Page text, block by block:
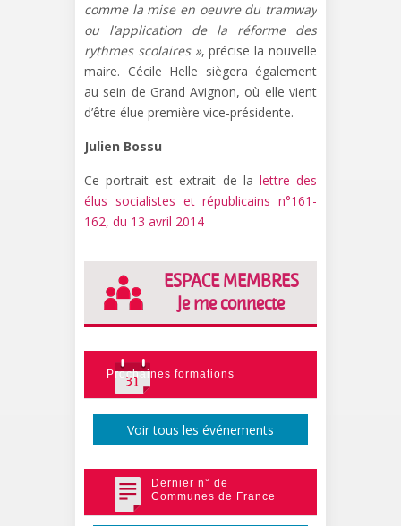
comme la mise en oeuvre du tramway
ou l’application de la réforme des
rythmes scolaires », précise la nouvelle
maire. Cécile Helle siègera également
au sein de Grand Avignon, où elle vient
d’être élue première vice-présidente.
Julien Bossu
Ce portrait est extrait de la lettre des
élus socialistes et républicains n°161-
162, du 13 avril 2014
ESPACE MEMBRES
Je me connecte
Prochaines formations
Voir tous les événements
Dernier n° de
Communes de France